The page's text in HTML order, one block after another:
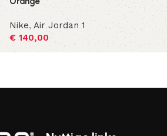
Nike, Air Jordan 1
€140,00
Opties selecteren